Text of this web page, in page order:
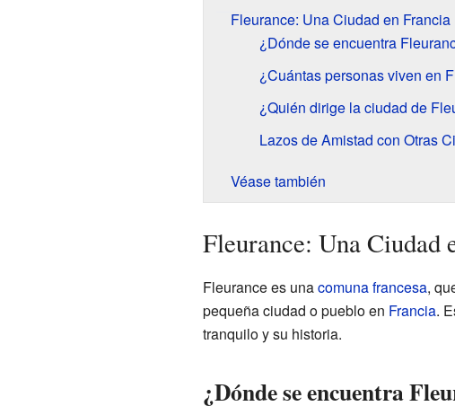
Fleurance: Una Ciudad en Francia
¿Dónde se encuentra
¿Cuántas personas viven en
¿Quién dirige la ciudad de
Lazos de Amistad con Otras
Véase también
Fleurance: Una Ciudad
Fleurance es unacomuna francesa,
pequeña ciudad o pueblo en Francia.
tranquilo y su historia.
¿Dónde se encuentra